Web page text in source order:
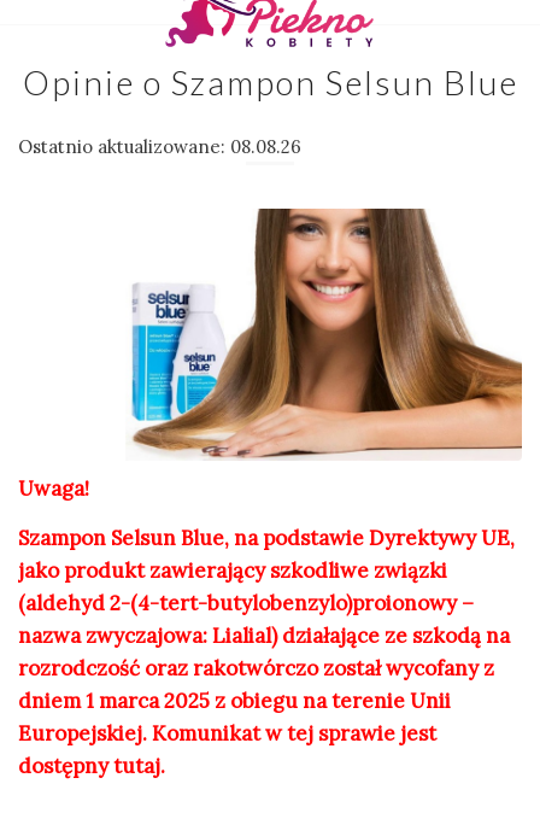
Opinie o Szampon Selsun Blue
Ostatnio aktualizowane: 08.08.26
Uwaga!
Szampon Selsun Blue, na podstawie Dyrektywy UE,
jako produkt zawierający szkodliwe związki
(aldehyd 2-(4-tert-butylobenzylo)proionowy –
nazwa zwyczajowa: Lialial) działające ze szkodą na
rozrodczość oraz rakotwórczo został wycofany z
dniem 1 marca 2025 z obiegu na terenie Unii
Europejskiej. Komunikat w tej sprawie jest
dostępnytutaj.